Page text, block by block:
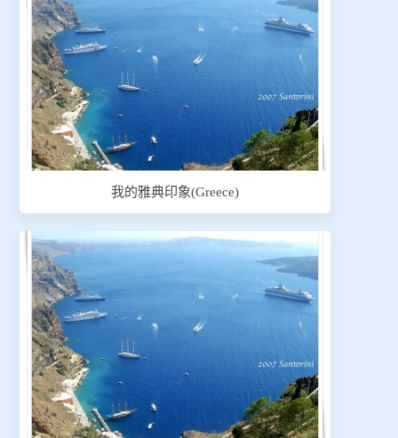
我的雅典印象(Greece)